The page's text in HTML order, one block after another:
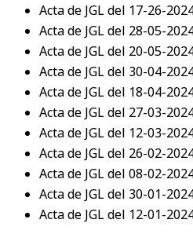
Acta de JGL del 17-26-
Acta de JGL del 28-05-
Acta de JGL del 20-05-
Acta de JGL del 30-04-
Acta de JGL del 18-04-
Acta de JGL del 27-03-
Acta de JGL del 12-03-
Acta de JGL del 26-02-
Acta de JGL del 08-02-
Acta de JGL del 30-01-
Acta de JGL del 12-01-